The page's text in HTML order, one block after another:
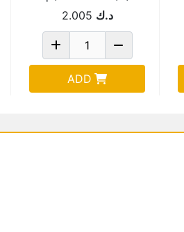
د.ك 2.005
ADD